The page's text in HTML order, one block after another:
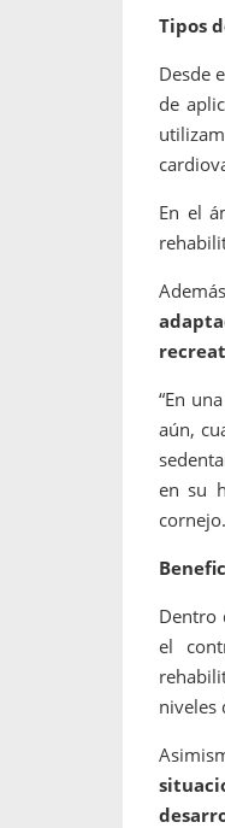
Tipos
Desde
de
En el
“En
aún,
en su
cornejo.
Dentro
el
niveles